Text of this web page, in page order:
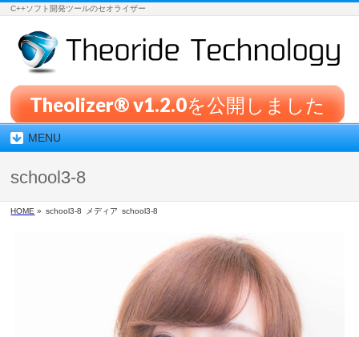
C++ソフト開発ツールのセオライザー
Theolizer® v1.2.0を公開しました
MENU
school3-8
HOME » school3-8 メディア school3-8